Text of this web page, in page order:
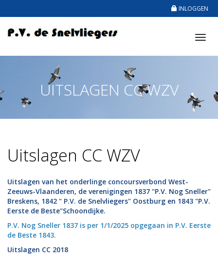
INLOGGEN
UITSLAGEN CC WZV
Uitslagen CC WZV
Uitslagen van het onderlinge concoursverbond West-
Zeeuws-Vlaanderen, de verenigingen 1837 "P.V. Nog Sneller"
Breskens, 1842 " P.V. de Snelvliegers" Oostburg en 1843 "P.V.
Eerste de Beste"Schoondijke.
P.V. Nog Sneller 1837 is per 1/1/2025 opgegaan in P.V. Eerste
de Beste 1843.
Uitslagen CC 2018